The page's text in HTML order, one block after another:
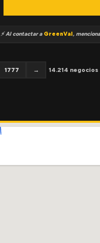
⚡ Al contactar a GreenVal,
1777 → 14.214 negocios